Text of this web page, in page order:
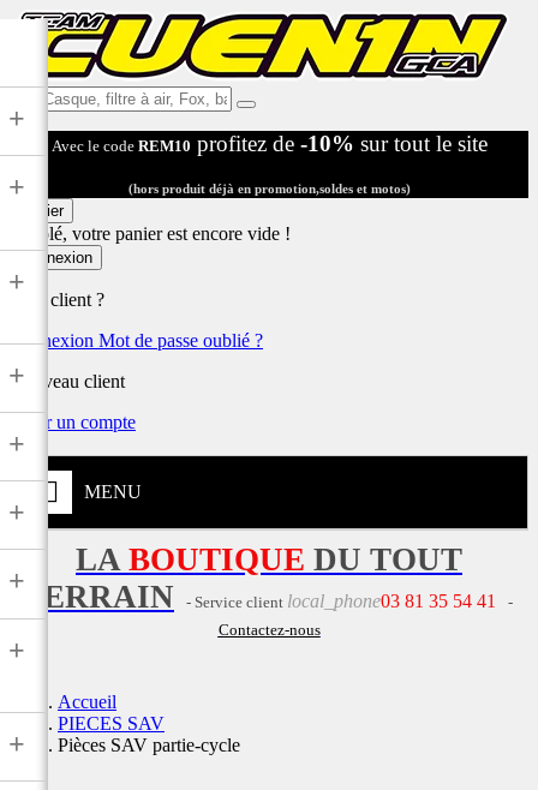
Ex:
Casque,
filtre
air,
Fox,
...
Avec le code REM10 profitez de -10% sur tout le site
(hors produit déjà en promotion,soldes et motos)
Panier
Désolé, votre panier est encore vide !
Connexion
Déjà client ?
Connexion Mot de passe oublié ?
Nouveau client
Créer un compte
MENU
+
+
+
+
+
+
+
+
+
LA BOUTIQUE DU TOUT
TERRAIN
- Service client local_phone03 81 35 54 41
-
Contactez-nous
Accueil
PIECES SAV
Pièces SAV partie-cycle